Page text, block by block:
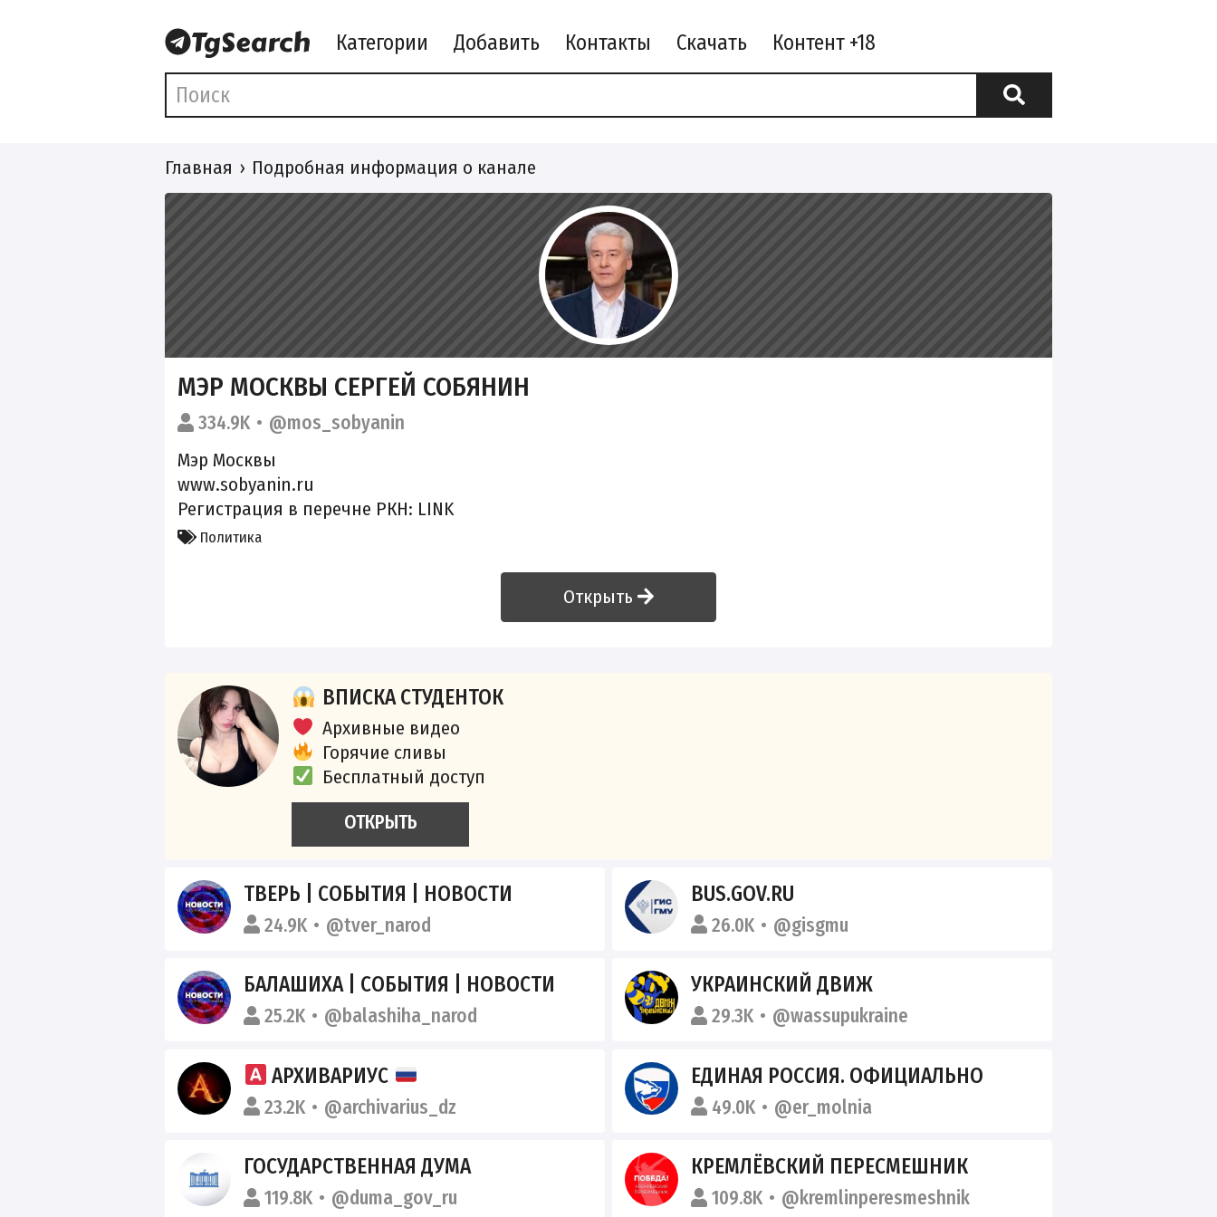
Категории Добавить Контакты Скачать
Главная Подробная информация о канале
МЭР МОСКВЫ СЕРГЕЙ СОБЯНИН
334.9K
@mos_sobyanin
Мэр Москвы
www.sobyanin.ru
Регистрация в перечне РКН: LINK
Политика
Открыть
ВПИСКА СТУДЕНТОК
Архивные видео
Горячие сливы
Бесплатный доступ
ОТКРЫТЬ
ТВЕРЬ | СОБЫТИЯ | НОВОСТИ
24.9K @tver_narod
BUS.GOV.RU
26.0K @gisgmu
БАЛАШИХА | СОБЫТИЯ | НОВОСТИ
25.2K @balashiha_narod
УКРАИНСКИЙ ДВИЖ
29.3K @wassupukraine
АРХИВАРИУС
23.2K @archivarius_dz
ЕДИНАЯ РОССИЯ. ОФИЦИАЛЬНО
49.0K @er_molnia
ГОСУДАРСТВЕННАЯ ДУМА
119.8K @duma_gov_ru
КРЕМЛЁВСКИЙ ПЕРЕСМЕШНИК
109.8K @kremlinperesmeshnik